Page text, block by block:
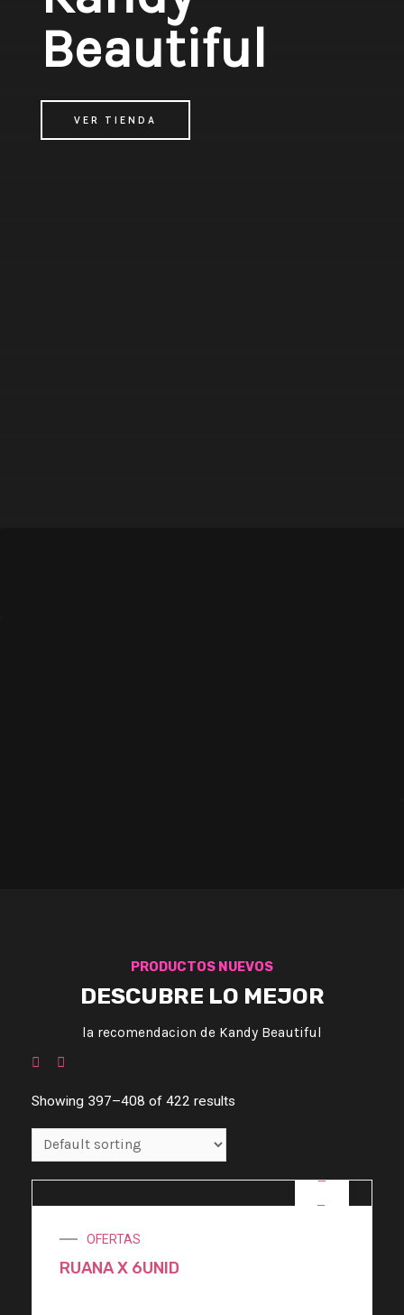
Beautiful
VER TIENDA
PRODUCTOS NUEVOS
DESCUBRE LO MEJOR
la recomendacion de Kandy Beautiful
Showing 397–408 of 422 results
OFERTA
OFERTAS
RUANA X 6UNID